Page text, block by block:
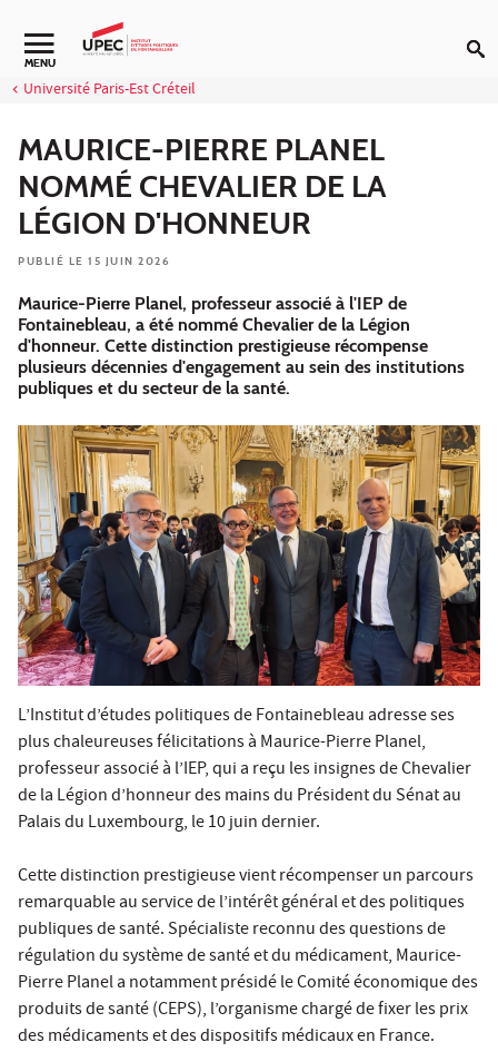
Aller au contenu
Navigation secondaire
MENU
Université Paris-Est Créteil
MAURICE-PIERRE PLANEL
NOMMÉ CHEVALIER DE LA
LÉGION D'HONNEUR
PUBLIÉ LE 15 JUIN 2026
Maurice-Pierre Planel, professeur associé à l'IEP de
Fontainebleau, a été nommé Chevalier de la Légion
d'honneur. Cette distinction prestigieuse récompense
plusieurs décennies d'engagement au sein des institutions
publiques et du secteur de la santé.
L’Institut d’études politiques de Fontainebleau adresse ses
plus chaleureuses félicitations à Maurice-Pierre Planel,
professeur associé à l’IEP, qui a reçu les insignes de Chevalier
de la Légion d’honneur des mains du Président du Sénat au
Palais du Luxembourg, le 10 juin dernier.
Cette distinction prestigieuse vient récompenser un parcours
remarquable au service de l’intérêt général et des politiques
publiques de santé. Spécialiste reconnu des questions de
régulation du système de santé et du médicament, Maurice-
Pierre Planel a notamment présidé le Comité économique des
produits de santé (CEPS), l’organisme chargé de fixer les prix
des médicaments et des dispositifs médicaux en France.